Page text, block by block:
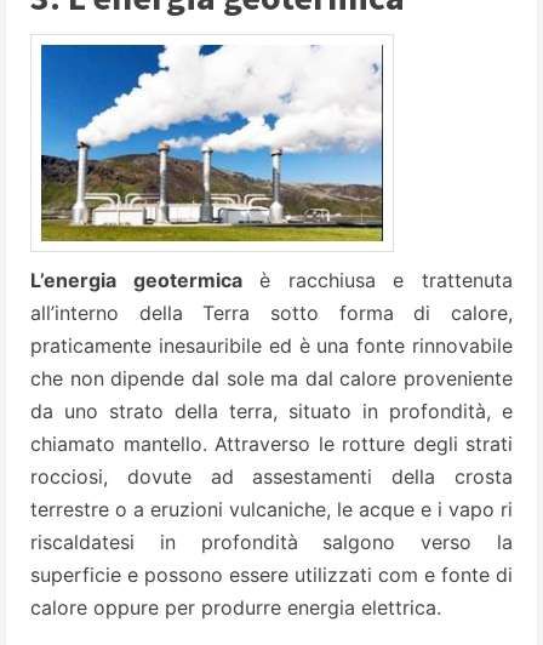
L’energia geotermicaè racchiusa e trattenuta
all’interno della Terra sotto forma di calore,
praticamente inesauribile ed è una fonte rinnovabile
che non dipende dal sole ma dal calore proveniente
da uno strato della terra, situato in profondità, e
chiamato mantello. Attraverso le rotture degli strati
rocciosi, dovute ad assestamenti della crosta
terrestre o a eruzioni vulcaniche, le acque e i vapo ri
riscaldatesi in profondità salgono verso la
superficie e possono essere utilizzati com e fonte di
calore oppure per produrre energia elettrica.